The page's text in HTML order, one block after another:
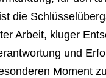
die
Arbeit, kluger
und
Moment